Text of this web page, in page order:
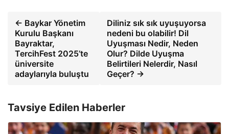
← Baykar Yönetim
Kurulu Başkanı
Bayraktar,
TercihFest 2025’te
üniversite
adaylarıyla buluştu
Diliniz sık sık uyuşuyorsa
nedeni bu olabilir! Dil
Uyuşması Nedir, Neden
Olur? Dilde Uyuşma
Belirtileri Nelerdir, Nasıl
Geçer? →
Tavsiye Edilen Haberler